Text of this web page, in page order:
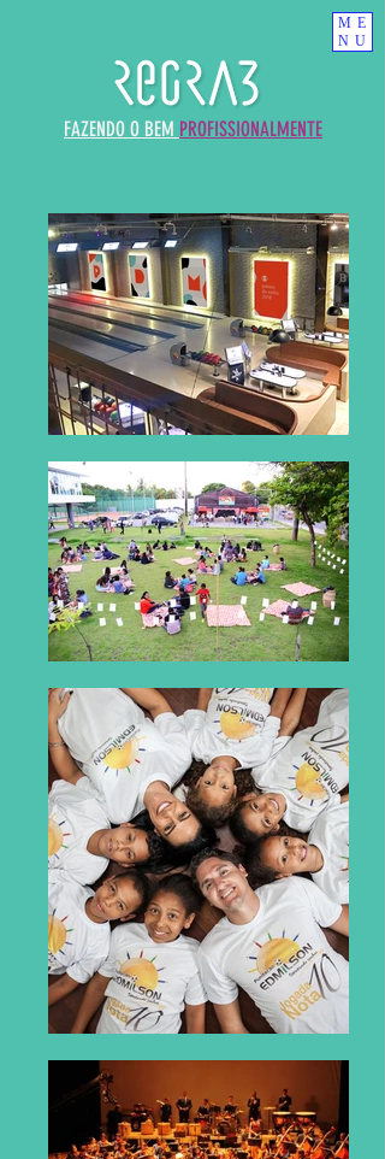
ME
NU
FAZENDO O BEM PROFISSIONALMENTE